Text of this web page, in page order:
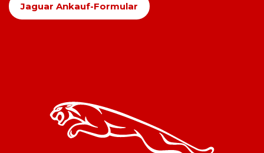
Jaguar Ankauf-Formular